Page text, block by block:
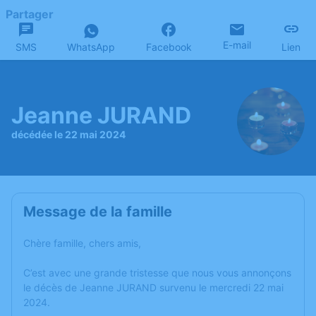
Partager
SMS WhatsApp Facebook E-mail Lien
Jeanne JURAND
décédée le 22 mai 2024
Message de la famille
Chère famille, chers amis,
C’est avec une grande tristesse que nous vous annonçons
le décès de Jeanne JURAND survenu le mercredi 22 mai
2024.